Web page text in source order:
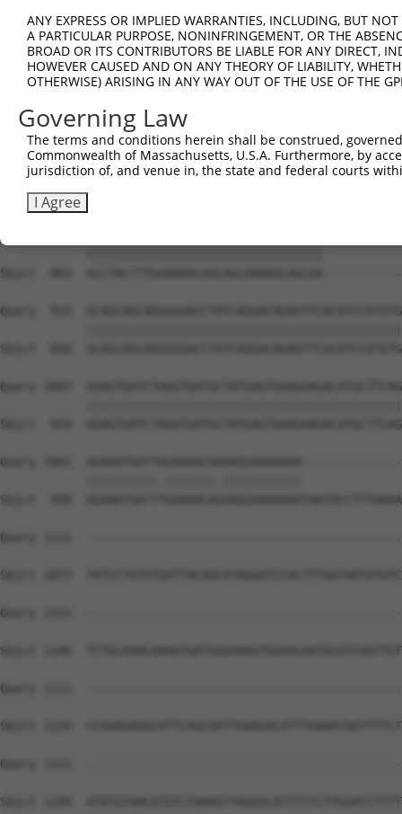
ANY EXPRESS OR IMPLIED WARRANTIES, INCLUDING, BUT
A PARTICULAR PURPOSE, NONINFRINGEMENT, OR THE
BROAD OR ITS CONTRIBUTORS BE LIABLE FOR ANY DIRECT,
HOWEVER CAUSED AND ON ANY THEORY OF LIABILITY,
OTHERWISE) ARISING IN ANY WAY OUT OF THE USE OF THE
Governing Law
The terms and conditions herein shall be construed,
Commonwealth of Massachusetts, U.S.A. Furthermore, by
jurisdiction of, and venue in, the state and federal courts
I Agree